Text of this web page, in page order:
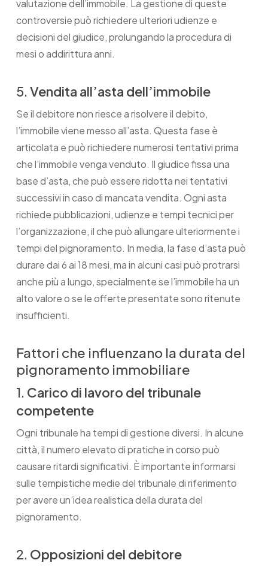
valutazione dell’immobile. La gestione di queste
controversie può richiedere ulteriori udienze e
decisioni del giudice, prolungando la procedura di
mesi o addirittura anni.
5. Vendita all’asta dell’immobile
Se il debitore non riesce a risolvere il debito,
l’immobile viene messo all’asta. Questa fase è
articolata e può richiedere numerosi tentativi prima
che l’immobile venga venduto. Il giudice fissa una
base d’asta, che può essere ridotta nei tentativi
successivi in caso di mancata vendita. Ogni asta
richiede pubblicazioni, udienze e tempi tecnici per
l’organizzazione, il che può allungare ulteriormente i
tempi del pignoramento. In media, la fase d’asta può
durare dai 6 ai 18 mesi, ma in alcuni casi può protrarsi
anche più a lungo, specialmente se l’immobile ha un
alto valore o se le offerte presentate sono ritenute
insufficienti.
Fattori che influenzano la durata del
pignoramento immobiliare
1. Carico di lavoro del tribunale
competente
Ogni tribunale ha tempi di gestione diversi. In alcune
città, il numero elevato di pratiche in corso può
causare ritardi significativi. È importante informarsi
sulle tempistiche medie del tribunale di riferimento
per avere un’idea realistica della durata del
pignoramento.
2. Opposizioni del debitore